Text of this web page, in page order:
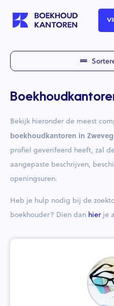
Bekijk hieronder de meest
boekhoudkantoren in
profiel geverifeerd heeft, zal
aangepaste beschrijven,
openingsuren.
Heb je hulp nodig bij de
boekhouder? Dien dan hier je